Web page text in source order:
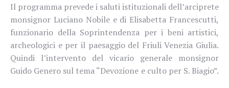
Il programma prevede i saluti istituzionali dell’arciprete
monsignor Luciano Nobile e di Elisabetta Francescutti,
funzionario della Soprintendenza per i beni artistici,
archeologici e per il paesaggio del Friuli Venezia Giulia.
Quindi l’intervento del vicario generale monsignor
Guido Genero sul tema “Devozione e culto per S. Biagio”.